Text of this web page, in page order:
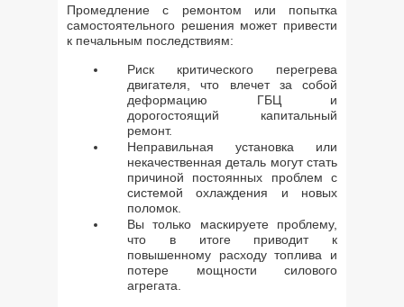
Промедление с ремонтом или попытка
самостоятельного решения может привести
к печальным последствиям:
Риск критического перегрева
двигателя, что влечет за собой
деформацию ГБЦ и
дорогостоящий капитальный
ремонт.
Неправильная установка или
некачественная деталь могут стать
причиной постоянных проблем с
системой охлаждения и новых
поломок.
Вы только маскируете проблему,
что в итоге приводит к
повышенному расходу топлива и
потере мощности силового
агрегата.